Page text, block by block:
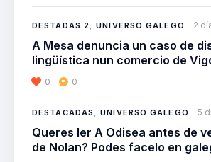
DESTADAS 2,UNIVERSO GALEGO 2
A Mesa denuncia un caso de
lingüística nun comercio de
0 0
DESTACADAS ,UNIVERSO GALEGO 5
Queres ler A Odisea antes de
de Nolan? Podes facelo en